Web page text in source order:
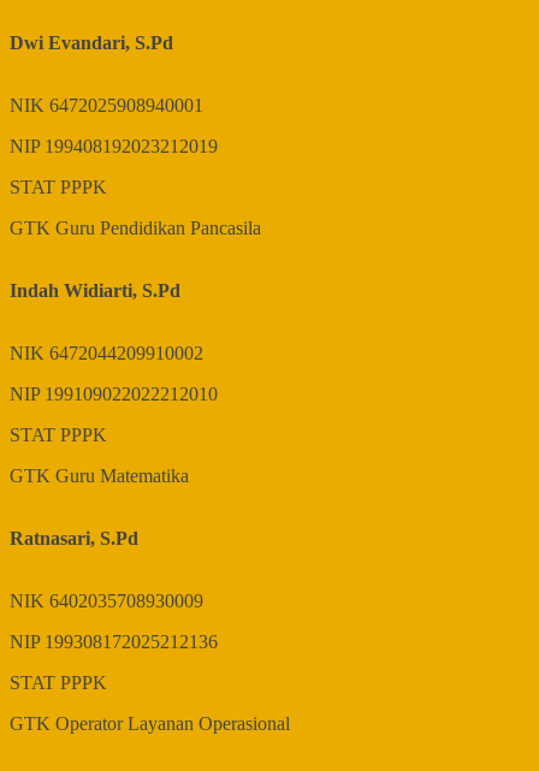
Dwi Evandari, S.Pd
NIK 6472025908940001
NIP 199408192023212019
STAT PPPK
GTK Guru Pendidikan Pancasila
Indah Widiarti, S.Pd
NIK 6472044209910002
NIP 199109022022212010
STAT PPPK
GTK Guru Matematika
Ratnasari, S.Pd
NIK 6402035708930009
NIP 199308172025212136
STAT PPPK
GTK Operator Layanan Operasional